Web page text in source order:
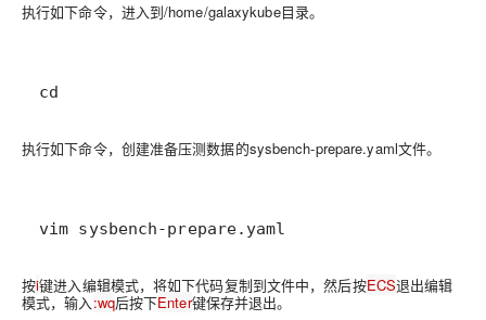
执行如下命令，进入到/home/galaxykube目录。
cd
执行如下命令，创建准备压测数据的sysbench-prepare.yaml文件。
vim sysbench-prepare.yaml
按i键进入编辑模式，将如下代码复制到文件中，然后按ECS退出编辑
模式，输入:wq后按下Enter键保存并退出。